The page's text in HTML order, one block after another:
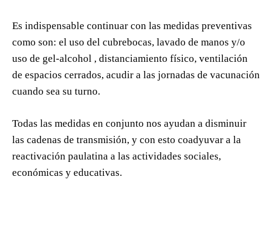
Es indispensable continuar con las medidas preventivas
como son: el uso del cubrebocas, lavado de manos y/o
uso de gel-alcohol , distanciamiento físico, ventilación
de espacios cerrados, acudir a las jornadas de vacunación
cuando sea su turno.
Todas las medidas en conjunto nos ayudan a disminuir
las cadenas de transmisión, y con esto coadyuvar a la
reactivación paulatina a las actividades sociales,
económicas y educativas.